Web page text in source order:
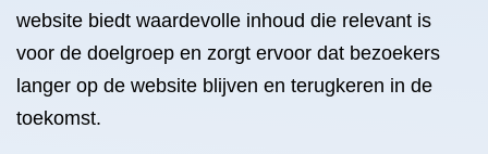
website biedt waardevolle inhoud die relevant is
voor de doelgroep en zorgt ervoor dat bezoekers
langer op de website blijven en terugkeren in de
toekomst.